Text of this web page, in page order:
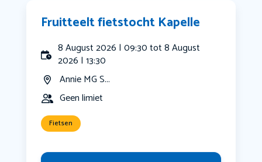
Fruitteelt fietstocht Kapelle
8 August 2026 | 09:30 tot 8 August
2026 | 13:30
Annie MG S...
Geen limiet
Fietsen